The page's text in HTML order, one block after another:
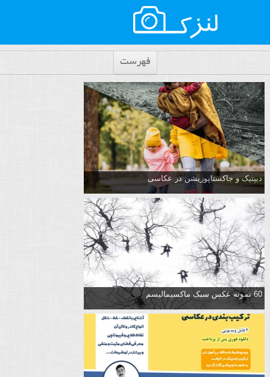
فهرست
دیپتیک و جاکستا‌پوزیشن در عکاسی
60 نمونه عکس سبک ماکسیمالیسم